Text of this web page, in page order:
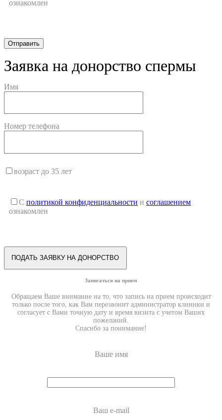
ознакомлен
Заявка на донорство спермы
Имя
Номер телефона
возраст до 35 лет
С политикой конфиденциальности и соглашением
ознакомлен
Записаться на прием
Обращаем Ваше внимание на то, что запись на прием происходит
только после того, как Вам перезвонит администратор клиники и
согласует с Вами точную дату и время визита с учетом Ваших
пожеланий.
Спасибо за понимание!
Ваше имя
Ваш e-mail